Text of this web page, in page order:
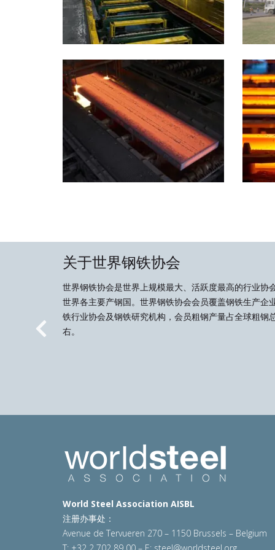
关于世界钢铁协会
世界钢铁协会是世界上规模最大、活跃度最高的行业协
世界各主要产钢国。世界钢铁协会会员覆盖钢铁生产企
铁行业协会及钢铁研究机构，会员粗钢产量占全球粗钢
右。
Previous
World Steel Association AISBL
注册办事处：
Avenue de Tervueren 270 – 1150 Brussels – Belgium